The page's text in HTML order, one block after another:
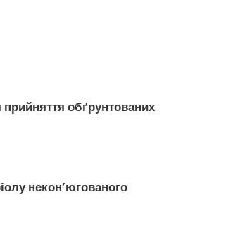
обґрунтованих
некон’югованого